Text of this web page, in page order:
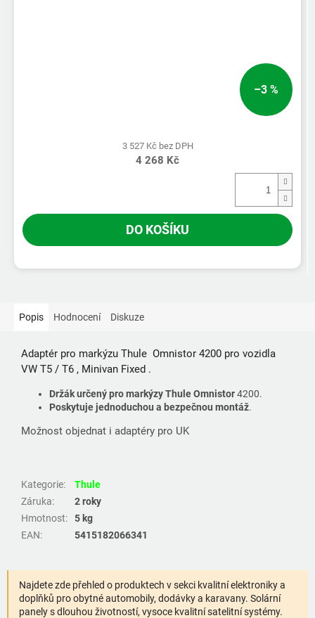
–3 %
3 527 Kč bez DPH
4 268 Kč
DO KOŠÍKU
Popis Hodnocení Diskuze
Adaptér pro markýzu Thule Omnistor 4200 pro vozidla
VW T5 / T6 , Minivan Fixed .
Držák určený pro markýzy Thule Omnistor4200.
Poskytuje jednoduchou a bezpečnou montáž.
Možnost objednat i adaptéry pro UK
Kategorie:
Thule
Záruka:
2 roky
Hmotnost:
5 kg
EAN: 5415182066341
Najdete zde přehled o produktech v sekci kvalitní elektroniky a
doplňků pro obytné automobily, dodávky a karavany. Solární
panely s dlouhou životností, vysoce kvalitní satelitní systémy.